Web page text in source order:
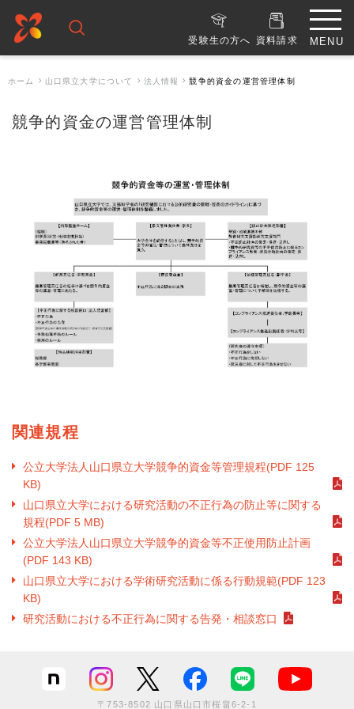
受験生の方へ 資料請求
ホーム 山口県立大学について 法人情報 競争的資金の運営管理体制
競争的資金の運営管理体制
関連規程
公立大学法人山口県立大学競争的資金等管理規程(PDF 125
KB)
山口県立大学における研究活動の不正行為の防止等に関する
規程(PDF 5 MB)
公立大学法人山口県立大学競争的資金等不正使用防止計画
(PDF 143 KB)
山口県立大学における学術研究活動に係る行動規範(PDF 123
KB)
研究活動における不正行為に関する告発・相談窓口
〒753-8502 山口県山口市桜畠6-2-1